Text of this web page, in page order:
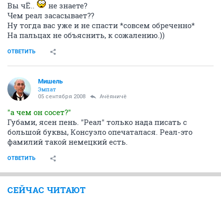
Вы чЁ..
не знаете?
Чем реал засасывает??
Ну тогда вас уже и не спасти *совсем обреченно*
На пальцах не объяснить, к сожалению.))
ОТВЕТИТЬ
Мишель
Эмпат
05 сентября 2008 Ачёяничё
"а чем он сосет?"
Губами, ясен пень. "Реал" только нада писать с
большой буквы, Консуэло опечаталася. Реал-это
фамилий такой немецкий есть.
ОТВЕТИТЬ
СЕЙЧАС ЧИТАЮТ